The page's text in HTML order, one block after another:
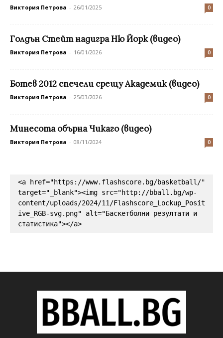
Виктория Петрова - 26/01/2025 0
Голдън Стейт надигра Ню Йорк (видео)
Виктория Петрова - 16/01/2026 0
Ботев 2012 спечели срещу Академик (видео)
Виктория Петрова - 25/03/2026 0
Минесота обърна Чикаго (видео)
Виктория Петрова - 08/11/2024 0
<a href="https://www.flashscore.bg/basketball/"
target="_blank"><img src="http://bball.bg/wp-
content/uploads/2024/11/Flashscore_Lockup_Posit
ive_RGB-svg.png" alt="Баскетболни резултати и
статистика"></a>